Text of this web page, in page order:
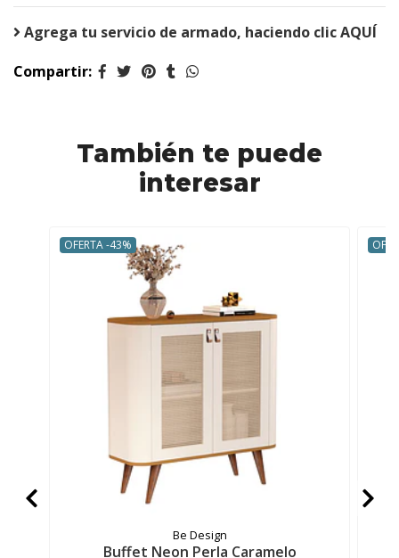
Agrega tu servicio de armado, haciendo clic AQUÍ
Compartir:
También te puede
interesar
OFERTA -43%
Be Design
Buffet Neon Perla Caramelo